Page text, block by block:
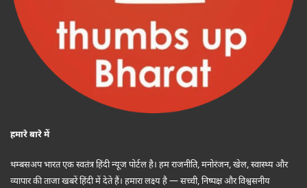
हमारे बारे में
थम्बसअप भारत एक स्वतंत्र हिंदी न्यूज पोर्टल है। हम राजनीति, मनोरंजन, खेल, स्वास्थ्य और
व्यापार की ताजा खबरें हिंदी में देते हैं। हमारा लक्ष्य है — सच्ची, निष्पक्ष और विश्वसनीय